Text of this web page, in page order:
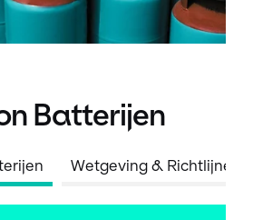
Batterijen
Wetgeving & Richtlijnen